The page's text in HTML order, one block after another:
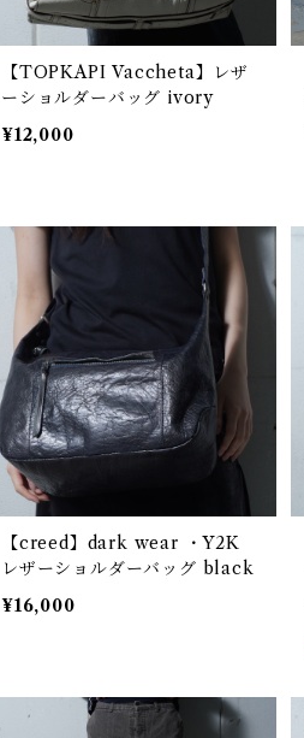
【TOPKAPI Vaccheta】レザ
ーショルダーバッグ ivory
¥12,000
【creed】dark wear ・Y2K
レザーショルダーバッグ black
¥16,000